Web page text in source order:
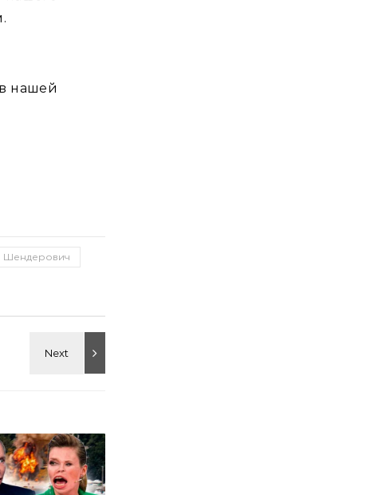
нашей
Шендерович